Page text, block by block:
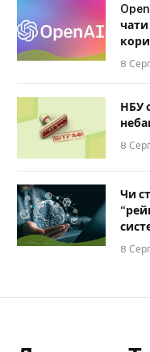
8
НБУ
8
Чи
8